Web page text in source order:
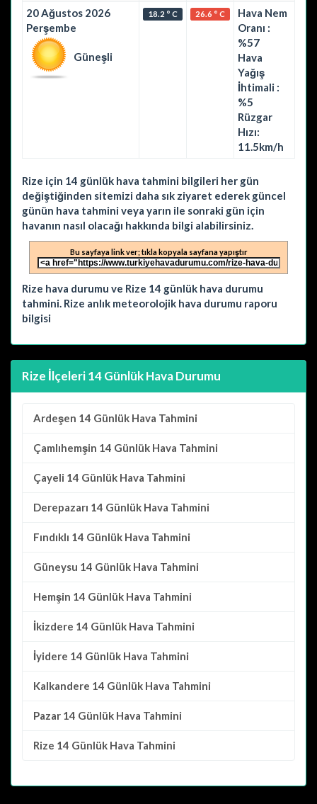
20 Ağustos 2026
Perşembe
Güneşli
18.2 ° C 26.6 ° C
Hava Nem
Oranı :
%57
Hava
Yağış
İhtimali :
%5
Rüzgar
Hızı:
11.5km/h
Rize için 14 günlük hava tahmini bilgileri her gün
değiştiğinden sitemizi daha sık ziyaret ederek güncel
günün hava tahmini veya yarın ile sonraki gün için
havanın nasıl olacağı hakkında bilgi alabilirsiniz.
Bu sayfaya link ver; tıkla kopyala sayfana yapıştır
Rize hava durumu ve Rize 14 günlük hava durumu
tahmini. Rize anlık meteorolojik hava durumu raporu
bilgisi
Rize İlçeleri 14 Günlük Hava Durumu
Ardeşen 14 Günlük Hava Tahmini
Çamlıhemşin 14 Günlük Hava Tahmini
Çayeli 14 Günlük Hava Tahmini
Derepazarı 14 Günlük Hava Tahmini
Fındıklı 14 Günlük Hava Tahmini
Güneysu 14 Günlük Hava Tahmini
Hemşin 14 Günlük Hava Tahmini
İkizdere 14 Günlük Hava Tahmini
İyidere 14 Günlük Hava Tahmini
Kalkandere 14 Günlük Hava Tahmini
Pazar 14 Günlük Hava Tahmini
Rize 14 Günlük Hava Tahmini